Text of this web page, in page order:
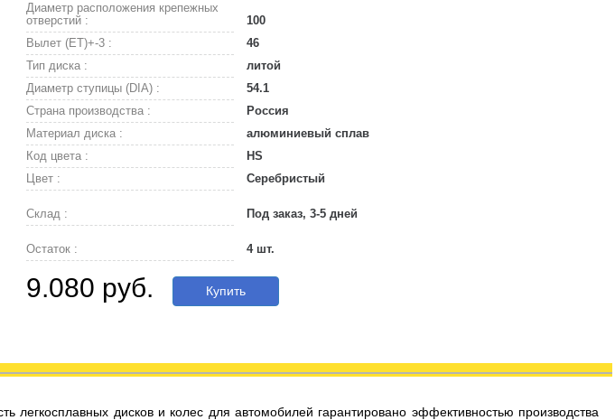
Диаметр расположения крепежных
отверстий :
100
Вылет (ET)+-3 :
46
Тип диска :
литой
Диаметр ступицы (DIA) :
54.1
Страна производства :
Россия
Материал диска :
алюминиевый сплав
Код цвета :
HS
Цвет :
Серебристый
Склад : Под заказ, 3-5 дней
Остаток : 4 шт.
9.080 руб. Купить
легкосплавных дисков и колес для автомобилей гарантировано эффективностью производства